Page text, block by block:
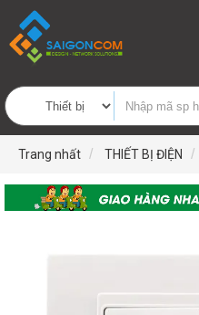
Trang nhất THIẾT BỊ ĐIỆN